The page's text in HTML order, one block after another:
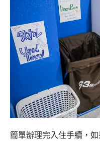
簡單辦理完入住手續，